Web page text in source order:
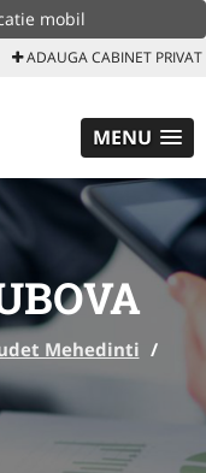
mobil
ADAUGA CABINET PRIVAT
MENU
Mehedinti /